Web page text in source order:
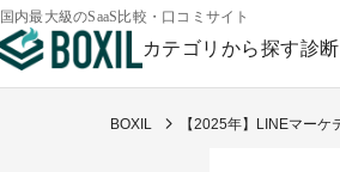
国内最大級のSaaS比較・口コミサイト
カテゴリから探す診
BOXIL 【2025年】LINEマー